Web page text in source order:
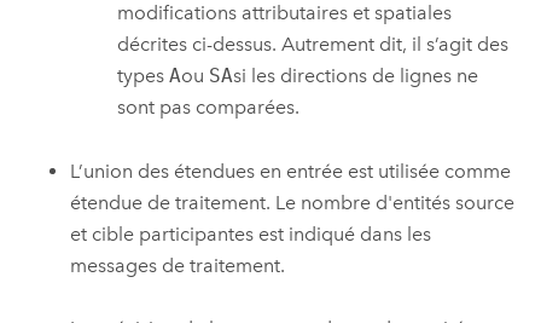
modifications attributaires et spatiales
décrites ci-dessus. Autrement dit, il s’agit des
typesAou SAsi les directions de lignes ne
sont pas comparées.
L’union des étendues en entrée est utilisée comme
étendue de traitement. Le nombre d'entités source
et cible participantes est indiqué dans les
messages de traitement.